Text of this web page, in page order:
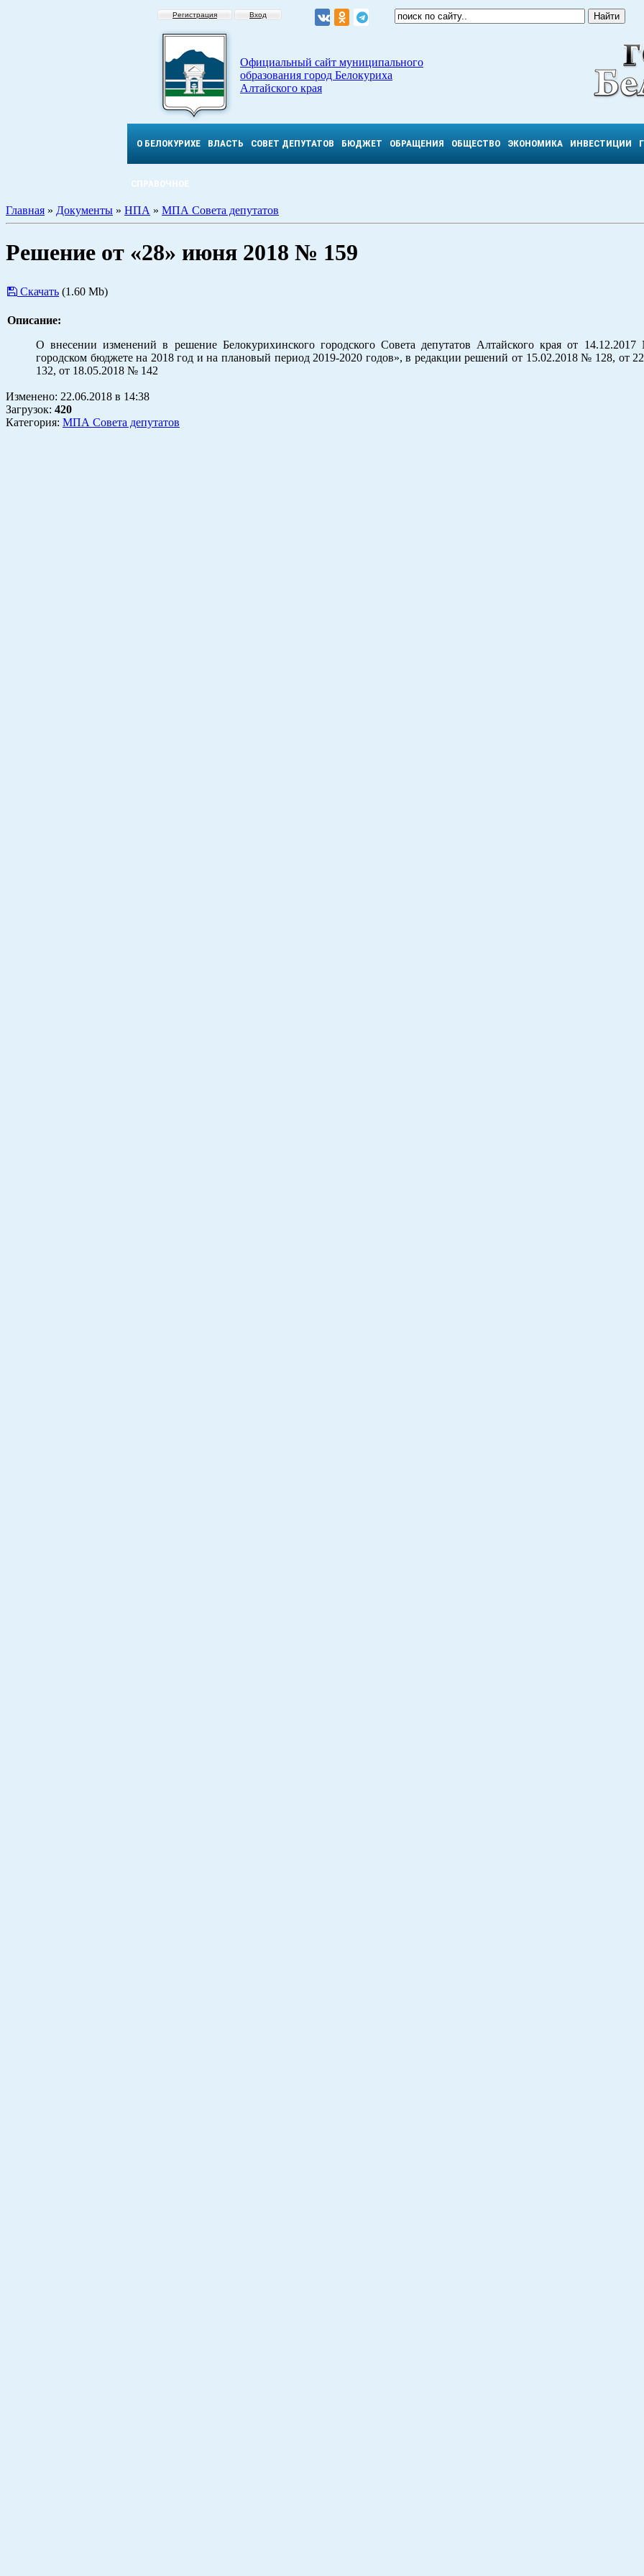
Регистрация Вход
Официальный сайт муниципального
образования город Белокуриха
Алтайского края
О БЕЛОКУРИХЕ ВЛАСТЬ СОВЕТ ДЕПУТАТОВ БЮДЖЕТ ОБРАЩЕНИЯ ОБЩЕСТВО ЭКОНОМИКА ИНВЕСТИЦИИ
СПРАВОЧНОЕ
Главная » Документы » НПА » МПА Совета депутатов
Решение от «28» июня 2018 № 159
Скачать (1.60 Mb)
Описание:
О внесении изменений в решение Белокурихинского городского Совета депутатов Алтайского края от
городском бюджете на 2018 год и на плановый период 2019-2020 годов», в редакции решений от 15.02.2018 № 128, от
132, от 18.05.2018 № 142
Изменено: 22.06.2018 в 14:38
Загрузок: 420
Категория: МПА Совета депутатов